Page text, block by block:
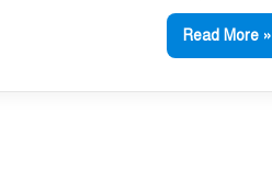
Read More »